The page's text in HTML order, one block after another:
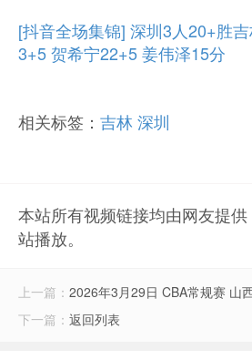
[抖音全场集锦] 深圳3人20+胜
3+5 贺希宁22+5 姜伟泽15分
相关标签： 吉林 深圳
本站所有视频链接均由网友提
站播放。
上一篇： 2026年3月29日 CBA常规赛 山
下一篇： 返回列表